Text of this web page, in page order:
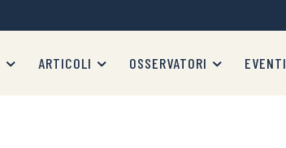
ARTICOLI OSSERVATORI EVENTI